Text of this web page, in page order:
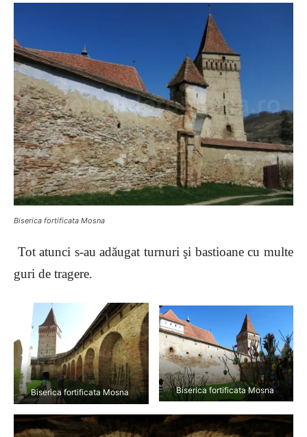
Biserica fortificata Mosna
Tot atunci s-au adăugat turnuri şi bastioane cu multe
guri de tragere.
Biserica fortificata Mosna Biserica fortificata Mosna